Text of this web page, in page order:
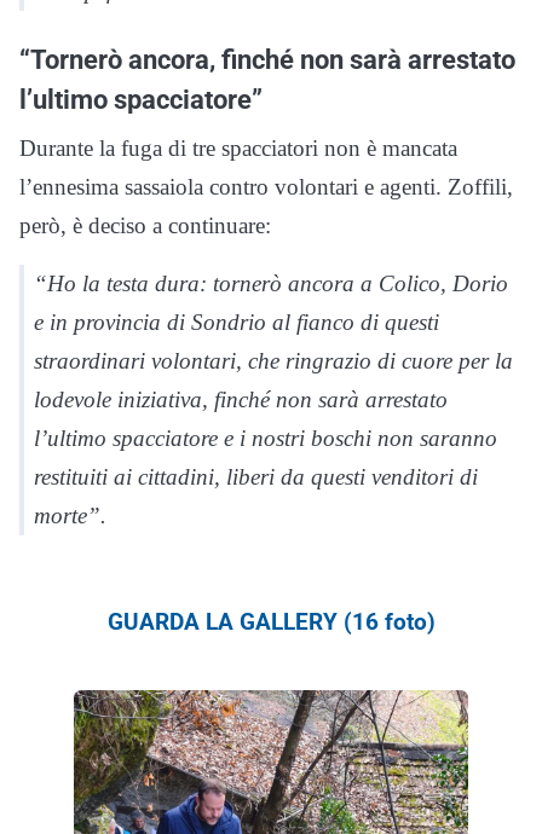
“Tornerò ancora, finché non sarà arrestato
l’ultimo spacciatore”
Durante la fuga di tre spacciatori non è mancata
l’ennesima sassaiola contro volontari e agenti. Zoffili,
però, è deciso a continuare:
“Ho la testa dura: tornerò ancora a Colico, Dorio
e in provincia di Sondrio al fianco di questi
straordinari volontari, che ringrazio di cuore per la
lodevole iniziativa, finché non sarà arrestato
l’ultimo spacciatore e i nostri boschi non saranno
restituiti ai cittadini, liberi da questi venditori di
morte”.
GUARDA LA GALLERY (16 foto)